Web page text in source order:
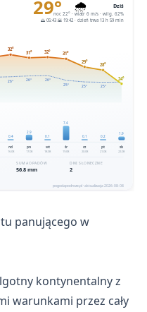
panującego w
kontynentalny z
warunkami przez cały